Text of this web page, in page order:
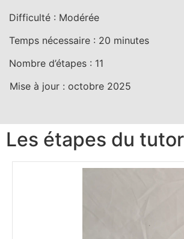
Difficulté : Modérée
Temps nécessaire : 20 minutes
Nombre d’étapes : 11
Mise à jour : octobre 2025
Les étapes du